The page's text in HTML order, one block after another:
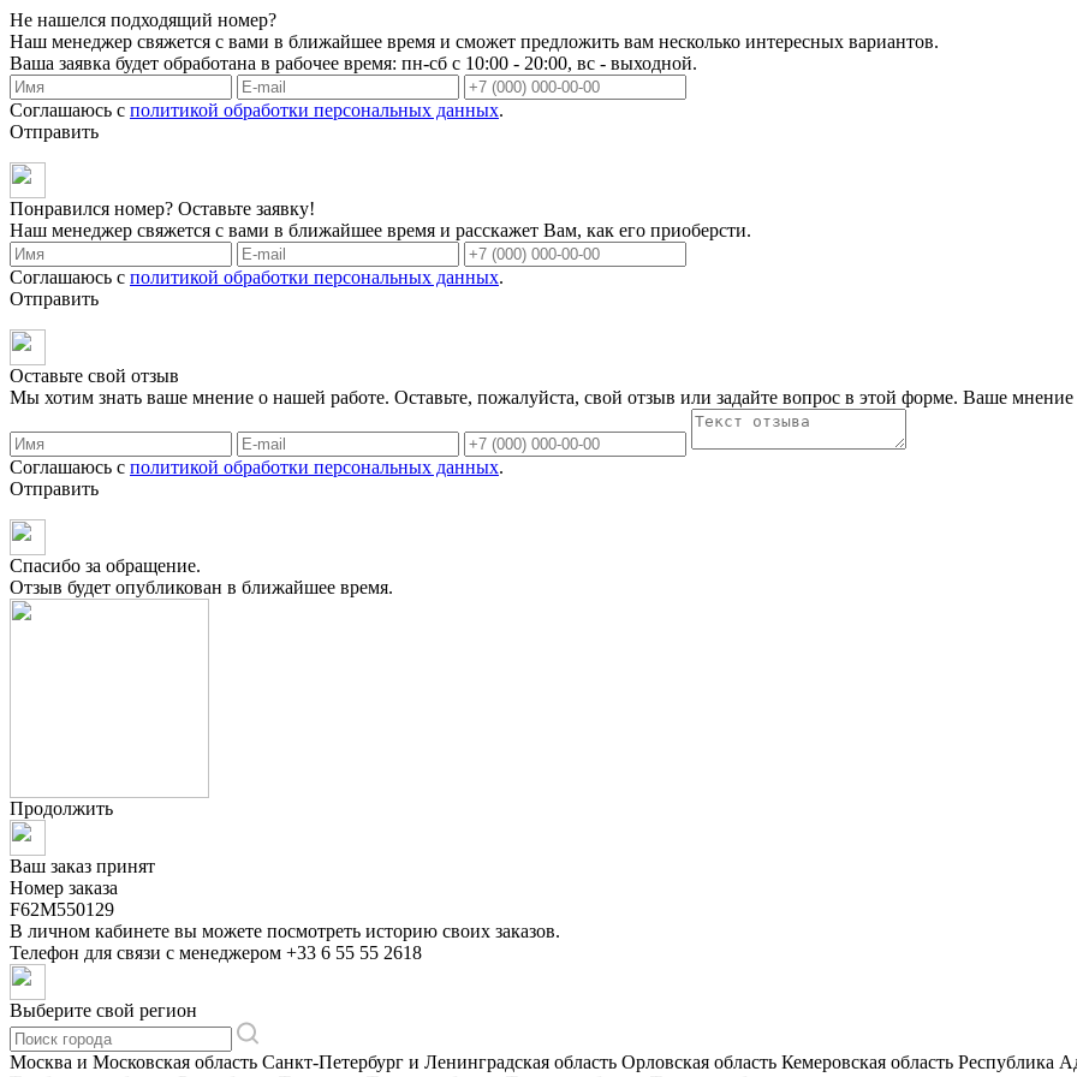
Не нашелся подходящий номер?
Наш менеджер свяжется с вами в ближайшее время и сможет предложить вам несколько интересных вариантов.
Ваша заявка будет обработана в рабочее время: пн-сб с 10:00 - 20:00, вс - выходной.
Соглашаюсь с политикой обработки персональных данных.
Отправить
Понравился номер? Оставьте заявку!
Наш менеджер свяжется с вами в ближайшее время и расскажет Вам, как его приоберсти.
Соглашаюсь с политикой обработки персональных данных.
Отправить
Оставьте свой отзыв
Мы хотим знать ваше мнение о нашей работе. Оставьте, пожалуйста, свой отзыв или задайте вопрос в этой форме. Ваше
Соглашаюсь с политикой обработки персональных данных.
Отправить
Спасибо за обращение.
Отзыв будет опубликован в ближайшее время.
Продолжить
Ваш заказ принят
Номер заказа
F62M550129
В личном кабинете вы можете посмотреть историю своих заказов.
Телефон для связи с менеджером +33 6 55 55 2618
Выберите свой регион
Москва и Московская область Санкт-Петербург и Ленинградская область Орловская область Кемеровская область Республика